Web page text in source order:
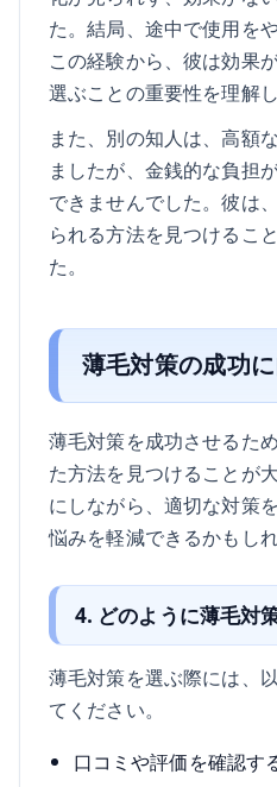
た。結局、途中で使用を
この経験から、彼は効果
選ぶことの重要性を理解し
また、別の知人は、高額
ましたが、金銭的な負担
できませんでした。彼は
られる方法を見つけるこ
た。
薄毛対策の成功
薄毛対策を成功させるた
た方法を見つけることが
にしながら、適切な対策
悩みを軽減できるかもしれ
4. どのように薄毛対
薄毛対策を選ぶ際には、
てください。
口コミや評価を確認する